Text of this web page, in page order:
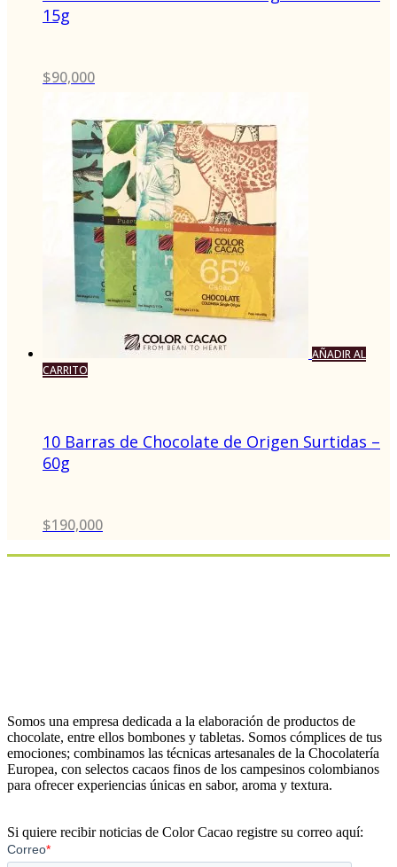
15g
$90,000
AÑADIR AL
CARRITO
10 Barras de Chocolate de Origen Surtidas –
60g
$190,000
Somos una empresa dedicada a la elaboración de productos de
chocolate, entre ellos bombones y tabletas. Somos cómplices de tus
emociones; combinamos las técnicas artesanales de la Chocolatería
Europea, con selectos cacaos finos de los campesinos colombianos
para ofrecer experiencias únicas en sabor, aroma y textura.
Si quiere recibir noticias de Color Cacao registre su correo aquí: